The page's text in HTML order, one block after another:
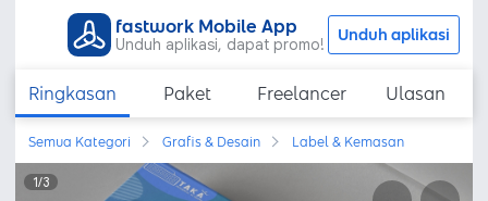
fastwork Mobile App
Unduh aplikasi, dapat promo! Unduh aplikasi
Ringkasan Paket Freelancer Ulasan
Semua Kategori Grafis & Desain Label & Kemasan
1/3